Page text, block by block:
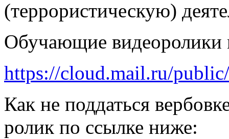
(террористическую)
Обучающие видеоролики
https://cloud.mail.ru/
Как не поддаться
ролик по ссылке ниже: